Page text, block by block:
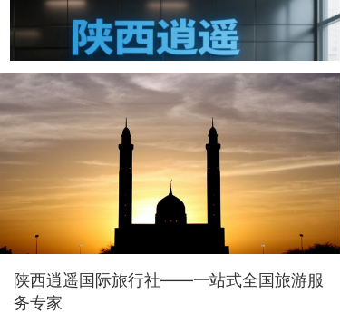
陕西逍遥国际旅行社——一站式全国旅游服
务专家